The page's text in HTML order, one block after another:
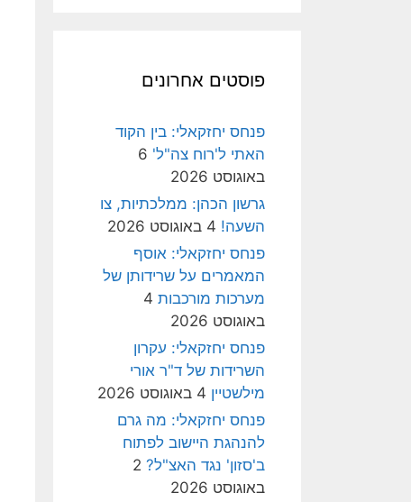
פוסטים אחרונים
פנחס יחזקאלי: בין הקוד
האתי ל'רוח צה"ל' 6
באוגוסט 2026
גרשון הכהן: ממלכתיות, צו
השעה! 4 באוגוסט 2026
פנחס יחזקאלי: אוסף
המאמרים על שרידותן של
מערכות מורכבות 4
באוגוסט 2026
פנחס יחזקאלי: עקרון
השרידות של ד"ר אורי
מילשטיין 4 באוגוסט 2026
פנחס יחזקאלי: מה גרם
להנהגת היישוב לפתוח
ב'סזון' נגד האצ"ל? 2
באוגוסט 2026